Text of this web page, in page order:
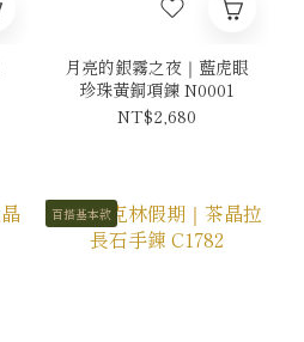
月亮的銀霧之夜｜藍虎眼
珍珠黃銅項鍊 N0001
NT$2,680
百搭基本款